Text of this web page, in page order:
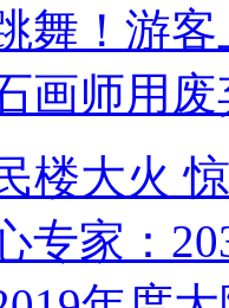
舞！游客
画师用
楼大火
专家：